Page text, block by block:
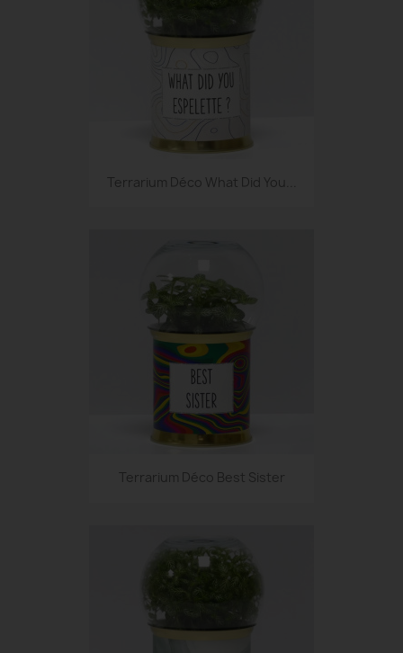
Terrarium Déco What Did You...
Terrarium Déco Best Sister